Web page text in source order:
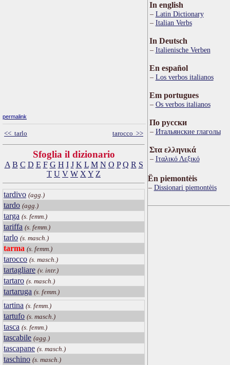
permalink
<< tarlo tarocco >>
Sfoglia il dizionario
A B C D E F G H I J K L M N O P Q R S
T U V W X Y Z
tardivo (agg.)
tardo (agg.)
targa (s. femm.)
tariffa (s. femm.)
tarlo (s. masch.)
tarma (s. femm.)
tarocco (s. masch.)
tartagliare (v. intr.)
tartaro (s. masch.)
tartaruga (s. femm.)
tartina (s. femm.)
tartufo (s. masch.)
tasca (s. femm.)
tascabile (agg.)
tascapane (s. masch.)
taschino (s. masch.)
In english
Latin Dictionary
Italian Verbs
In Deutsch
Italienische Verben
En español
Los verbos italianos
Em portugues
Os verbos italianos
По русски
Итальянские глаголы
Στα ελληνικά
Ιταλικό Λεξικό
Ën piemontèis
Dissionari piemontèis